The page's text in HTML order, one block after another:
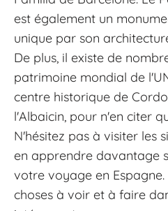
est également un
unique par son
De plus, il existe de
patrimoine mondial de
centre historique de
l'Albaicin, pour n'en citer
N'hésitez pas à visiter les
en apprendre davantage
votre voyage en
choses à voir et à faire